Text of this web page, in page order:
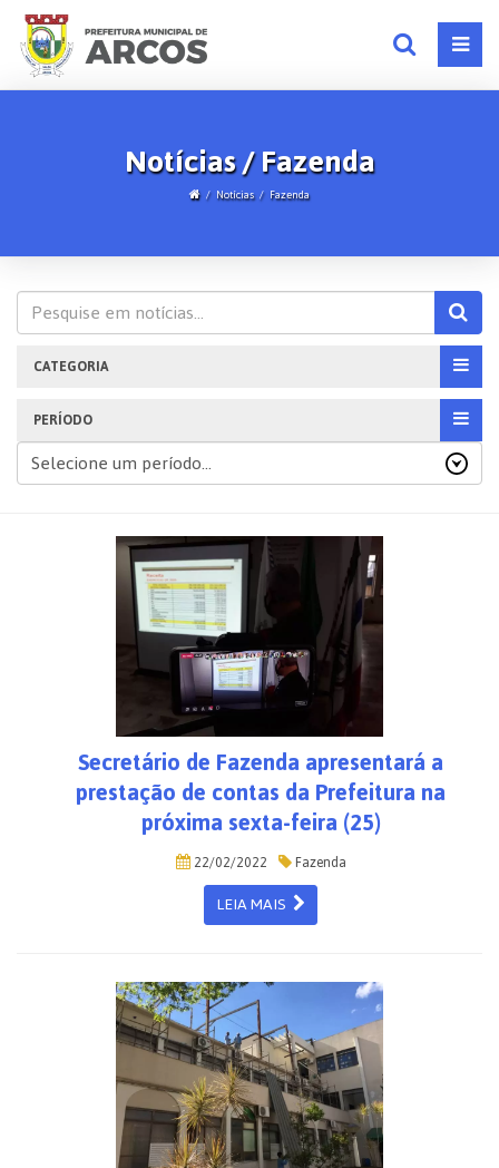
Notícias / Fazenda
Notícias Fazenda
CATEGORIA
PERÍODO
Secretário de Fazenda apresentará a
prestação de contas da Prefeitura na
próxima sexta-feira (25)
22/02/2022 Fazenda
LEIA MAIS